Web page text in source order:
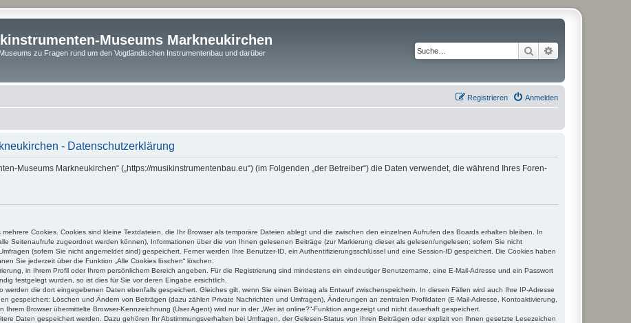
Museums Markneukirchen
zu Fragen rund um den Vogtländischen Instrumentenbau und darüber
Suche
Anmelden
Registrieren
- Datenschutzerklärung
Museums Markneukirchen“ („https://musikinstrumentenbau.eu“) (im Folgenden „der Betreiber“) die Daten verwendet, die während Ihres Foren-
Cookies. Cookies sind kleine Textdateien, die Ihr Browser als temporäre Dateien ablegt und die zwischen den einzelnen Aufrufen des Boards erhalten bleiben. In
Seitenaufrufe zugeordnet werden können), Informationen über die von Ihnen gelesenen Beiträge (zur Markierung dieser als gelesen/ungelesen; sofern Sie nicht
(sofern Sie nicht angemeldet sind) gespeichert. Ferner werden Ihre Benutzer-ID, ein Authentifizierungsschlüssel und eine Session-ID gespeichert. Die Cookies haben
Sie jederzeit über die Funktion „Alle Cookies löschen“ löschen.
in Ihrem Profil oder Ihrem persönlichem Bereich angeben. Für die Registrierung sind mindestens ein eindeutiger Benutzername, eine E-Mail-Adresse und ein Passwort
festgelegt wurden, so ist dies für Sie vor deren Eingabe ersichtlich.
die dort eingegebenen Daten ebenfalls gespeichert. Gleiches gilt, wenn Sie einen Beitrag als Entwurf zwischenspeichern. In diesen Fällen wird auch Ihre IP-Adresse
gespeichert: Löschen und Ändern von Beiträgen (dazu zählen Private Nachrichten und Umfragen), Änderungen an zentralen Profildaten (E-Mail-Adresse, Kontoaktivierung,
Browser übermittelte Browser-Kennzeichnung (User Agent) wird nur in der „Wer ist online?“-Funktion angezeigt und nicht dauerhaft gespeichert.
Daten gespeichert werden. Dazu gehören Ihr Abstimmungsverhalten bei Umfragen, der Gelesen-Status von Ihren Beiträgen oder explizit von Ihnen gesetzte Lesezeichen